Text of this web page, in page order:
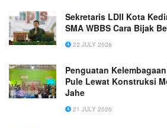
Sekretaris LDII Kota
SMA WBBS Cara Bijak
22 JULY 2026
Penguatan
Pule Lewat Konstruksi
Jahe
21 JULY 2026